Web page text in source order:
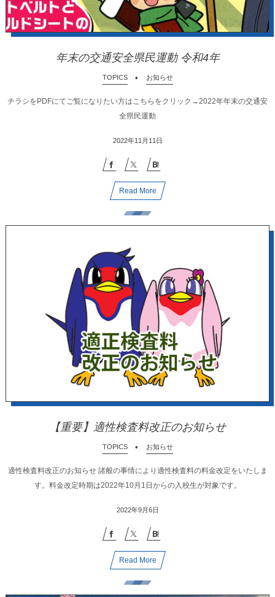
年末の交通安全県民運動 令和4年
TOPICS お知らせ
チラシをPDFにてご覧になりたい方はこちらをクリック→2022年年末の交通安
全県民運動
2022年11月11日
Read More
【重要】適性検査料改正のお知らせ
TOPICS お知らせ
適性検査料改正のお知らせ 諸般の事情により適性検査料の料金改定をいたしま
す。料金改定時期は2022年10月1日からの入校生が対象です。
2022年9月6日
Read More